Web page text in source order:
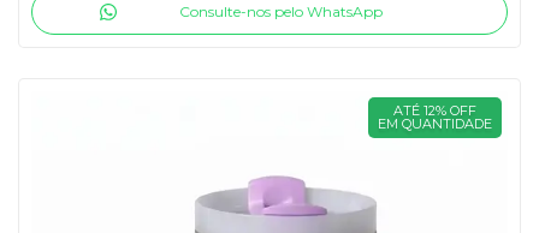
Consulte-nos pelo WhatsApp
ATÉ 12% OFF
EM QUANTIDADE